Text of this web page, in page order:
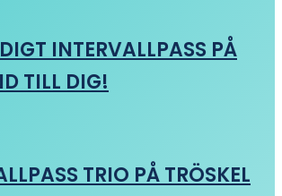
INTERVALLPASS PÅ
TILL DIG!
TRIO PÅ TRÖSKEL